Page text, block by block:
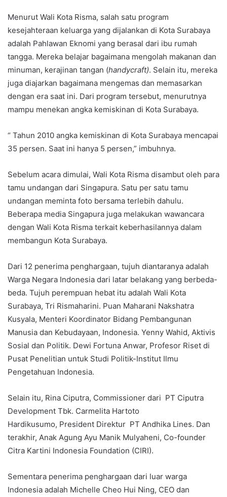
Menurut Wali Kota Risma, salah satu program
kesejahteraan keluarga yang dijalankan di Kota Surabaya
adalah Pahlawan Eknomi yang berasal dari ibu rumah
tangga. Mereka belajar bagaimana mengolah makanan dan
minuman, kerajinan tangan (handycraft). Selain itu, mereka
juga diajarkan bagaimana mengemas dan memasarkan
dengan era saat ini. Dari program tersebut, menurutnya
mampu menekan angka kemiskinan di Kota Surabaya.
“ Tahun 2010 angka kemiskinan di Kota Surabaya mencapai
35 persen. Saat ini hanya 5 persen,” imbuhnya.
Sebelum acara dimulai, Wali Kota Risma disambut oleh para
tamu undangan dari Singapura. Satu per satu tamu
undangan meminta foto bersama terlebih dahulu.
Beberapa media Singapura juga melakukan wawancara
dengan Wali Kota Risma terkait keberhasilannya dalam
membangun Kota Surabaya.
Dari 12 penerima penghargaan, tujuh diantaranya adalah
Warga Negara Indonesia dari latar belakang yang berbeda-
beda. Tujuh perempuan hebat itu adalah Wali Kota
Surabaya, Tri Rismaharini. Puan Maharani Nakshatra
Kusyala, Menteri Koordinator Bidang Pembangunan
Manusia dan Kebudayaan, Indonesia. Yenny Wahid, Aktivis
Sosial dan Politik. Dewi Fortuna Anwar, Profesor Riset di
Pusat Penelitian untuk Studi Politik-Institut Ilmu
Pengetahuan Indonesia.
Selain itu, Rina Ciputra, Commissioner dari PT Ciputra
Development Tbk. Carmelita Hartoto
Hardikusumo, President Direktur PT Andhika Lines. Dan
terakhir, Anak Agung Ayu Manik Mulyaheni, Co-founder
Citra Kartini Indonesia Foundation (CIRI).
Sementara penerima penghargaan dari luar warga
Indonesia adalah Michelle Cheo Hui Ning, CEO dan